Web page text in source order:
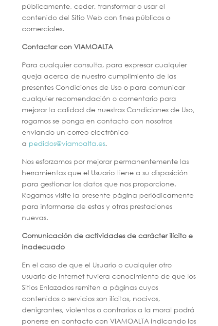
públicamente, ceder, transformar o usar el
contenido del Sitio Web con fines públicos o
comerciales.
Contactar con VIAMOALTA
Para cualquier consulta, para expresar cualquier
queja acerca de nuestro cumplimiento de las
presentes Condiciones de Uso o para comunicar
cualquier recomendación o comentario para
mejorar la calidad de nuestras Condiciones de Uso,
rogamos se ponga en contacto con nosotros
enviando un correo electrónico
a pedidos@viamoalta.es.
Nos esforzamos por mejorar permanentemente las
herramientas que el Usuario tiene a su disposición
para gestionar los datos que nos proporcione.
Rogamos visite la presente página periódicamente
para informarse de estas y otras prestaciones
nuevas.
Comunicación de actividades de carácter ilícito e
inadecuado
En el caso de que el Usuario o cualquier otro
usuario de Internet tuviera conocimiento de que los
Sitios Enlazados remiten a páginas cuyos
contenidos o servicios son ilícitos, nocivos,
denigrantes, violentos o contrarios a la moral podrá
ponerse en contacto con VIAMOALTA indicando los